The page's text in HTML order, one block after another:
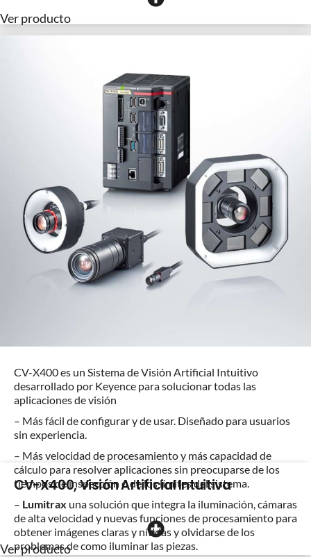
Ver producto
CV-X400 es un Sistema de Visión Artificial Intuitivo
desarrollado por Keyence para solucionar todas las
aplicaciones de visión
– Más fácil de configurar y de usar. Diseñado para usuarios
sin experiencia.
– Más velocidad de procesamiento y más capacidad de
cálculo para resolver aplicaciones sin preocuparse de los
tiempos de inspección o de los límites del sistema.
– Lumitrax una solución que integra la iluminación, cámaras
de alta velocidad y nuevas funciones de procesamiento para
obtener imágenes claras y nítidas y olvidarse de los
problemas de como iluminar las piezas.
CV-X400, Visión Artificial Intuitiva
Ver producto